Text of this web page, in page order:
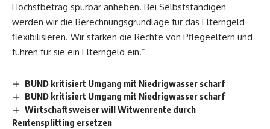
Höchstbetrag spürbar anheben. Bei Selbstständigen
werden wir die Berechnungsgrundlage für das Elterngeld
flexibilisieren. Wir stärken die Rechte von Pflegeeltern und
führen für sie ein Elterngeld ein.”
BUND kritisiert Umgang mit Niedrigwasser scharf
BUND kritisiert Umgang mit Niedrigwasser scharf
Wirtschaftsweiser will Witwenrente durch
Rentensplitting ersetzen